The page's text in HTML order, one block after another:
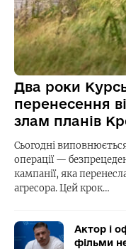
Два роки
перенесення
злам планів
Сьогодні
операції —
кампанії, яка
агресора. Цей крок…
Актор і
фільми